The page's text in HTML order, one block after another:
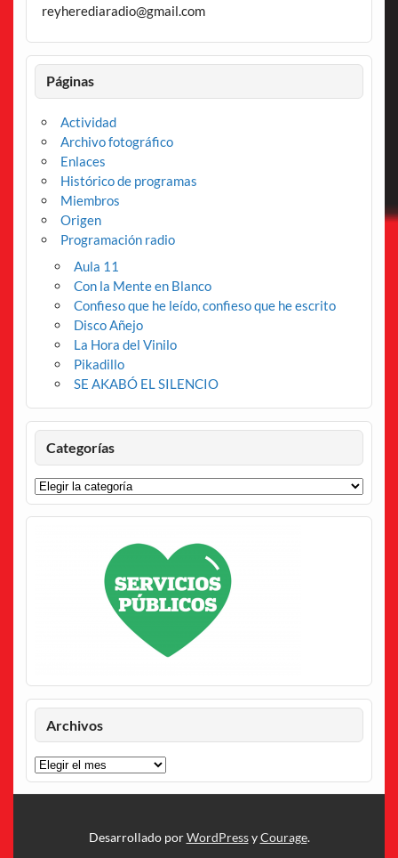
reyherediaradio@gmail.com
Páginas
Actividad
Archivo fotográfico
Enlaces
Histórico de programas
Miembros
Origen
Programación radio
Aula 11
Con la Mente en Blanco
Confieso que he leído, confieso que he escrito
Disco Añejo
La Hora del Vinilo
Pikadillo
SE AKABÓ EL SILENCIO
Categorías
Categorías
Archivos
Archivos
Desarrollado porWordPressyCourage.